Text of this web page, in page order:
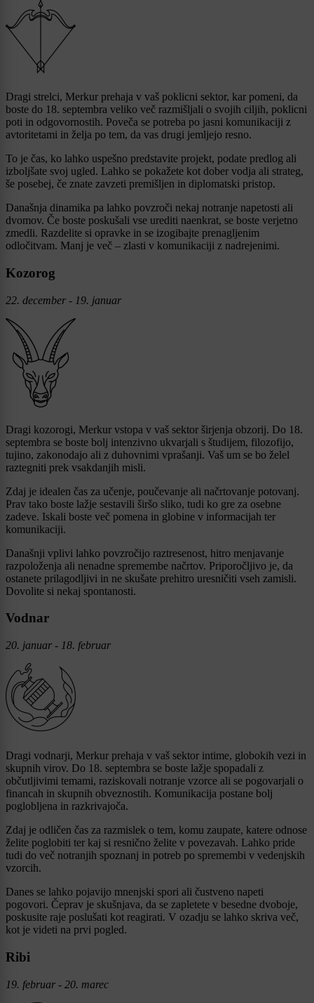
Dragi strelci, Merkur prehaja v vaš poklicni sektor, kar pomeni, da
boste do 18. septembra veliko več razmišljali o svojih ciljih, poklicni
poti in odgovornostih. Poveča se potreba po jasni komunikaciji z
avtoritetami in želja po tem, da vas drugi jemljejo resno.
To je čas, ko lahko uspešno predstavite projekt, podate predlog ali
izboljšate svoj ugled. Lahko se pokažete kot dober vodja ali strateg,
še posebej, če znate zavzeti premišljen in diplomatski pristop.
Današnja dinamika pa lahko povzroči nekaj notranje napetosti ali
dvomov. Če boste poskušali vse urediti naenkrat, se boste verjetno
zmedli. Razdelite si opravke in se izogibajte prenagljenim
odločitvam. Manj je več – zlasti v komunikaciji z nadrejenimi.
Kozorog
22. december - 19. januar
Dragi kozorogi, Merkur vstopa v vaš sektor širjenja obzorij. Do 18.
septembra se boste bolj intenzivno ukvarjali s študijem, filozofijo,
tujino, zakonodajo ali z duhovnimi vprašanji. Vaš um se bo želel
raztegniti prek vsakdanjih misli.
Zdaj je idealen čas za učenje, poučevanje ali načrtovanje potovanj.
Prav tako boste lažje sestavili širšo sliko, tudi ko gre za osebne
zadeve. Iskali boste več pomena in globine v informacijah ter
komunikaciji.
Današnji vplivi lahko povzročijo raztresenost, hitro menjavanje
razpoloženja ali nenadne spremembe načrtov. Priporočljivo je, da
ostanete prilagodljivi in ne skušate prehitro uresničiti vseh zamisli.
Dovolite si nekaj spontanosti.
Vodnar
20. januar - 18. februar
Dragi vodnarji, Merkur prehaja v vaš sektor intime, globokih vezi in
skupnih virov. Do 18. septembra se boste lažje spopadali z
občutljivimi temami, raziskovali notranje vzorce ali se pogovarjali o
financah in skupnih obveznostih. Komunikacija postane bolj
poglobljena in razkrivajoča.
Zdaj je odličen čas za razmislek o tem, komu zaupate, katere odnose
želite poglobiti ter kaj si resnično želite v povezavah. Lahko pride
tudi do več notranjih spoznanj in potreb po spremembi v vedenjskih
vzorcih.
Danes se lahko pojavijo mnenjski spori ali čustveno napeti
pogovori. Čeprav je skušnjava, da se zapletete v besedne dvoboje,
poskusite raje poslušati kot reagirati. V ozadju se lahko skriva več,
kot je videti na prvi pogled.
Ribi
19. februar - 20. marec